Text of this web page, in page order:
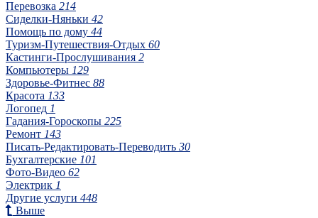
Перевозка 214
Сиделки-Няньки 42
Помощь по дому 44
Туризм-Путешествия-Отдых 60
Кастинги-Прослушивания 2
Компьютеры 129
Здоровье-Фитнес 88
Красота 133
Логопед 1
Гадания-Гороскопы 225
Ремонт 143
Писать-Редактировать-Переводить 30
Бухгалтерские 101
Фото-Видео 62
Электрик 1
Другие услуги 448
Выше